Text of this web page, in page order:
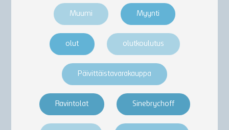
Muumi Myynti
olut olutkoulutus
Päivittäistavarakauppa
Ravintolat Sinebrychoff